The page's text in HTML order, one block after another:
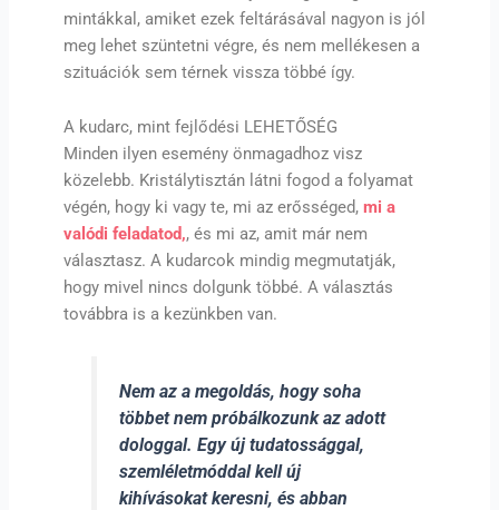
mintákkal, amiket ezek feltárásával nagyon is jól
meg lehet szüntetni végre, és nem mellékesen a
szituációk sem térnek vissza többé így.
A kudarc, mint fejlődési LEHETŐSÉG
Minden ilyen esemény önmagadhoz visz
közelebb. Kristálytisztán látni fogod a folyamat
végén, hogy ki vagy te, mi az erősséged,mi a
valódi feladatod,, és mi az, amit már nem
választasz. A kudarcok mindig megmutatják,
hogy mivel nincs dolgunk többé. A választás
továbbra is a kezünkben van.
Nem az a megoldás, hogy soha
többet nem próbálkozunk az adott
dologgal. Egy új tudatossággal,
szemléletmóddal kell új
kihívásokat keresni, és abban